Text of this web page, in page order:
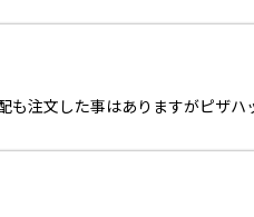
も注文した事はありますがピザハ